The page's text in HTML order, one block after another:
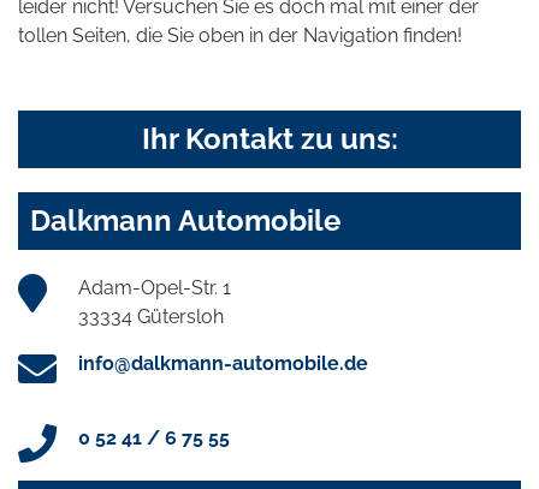
leider nicht! Versuchen Sie es doch mal mit einer der
tollen Seiten, die Sie oben in der Navigation finden!
Ihr Kontakt zu uns:
Dalkmann Automobile
Adam-Opel-Str. 1
33334 Gütersloh
info@dalkmann-automobile.de
0 52 41 / 6 75 55